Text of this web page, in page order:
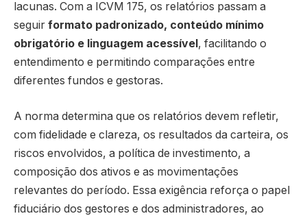
lacunas. Com a ICVM 175, os relatórios passam a
seguir formato padronizado, conteúdo mínimo
obrigatório e linguagem acessível , facilitando o
entendimento e permitindo comparações entre
diferentes fundos e gestoras.
A norma determina que os relatórios devem refletir,
com fidelidade e clareza, os resultados da carteira, os
riscos envolvidos, a política de investimento, a
composição dos ativos e as movimentações
relevantes do período. Essa exigência reforça o papel
fiduciário dos gestores e dos administradores, ao